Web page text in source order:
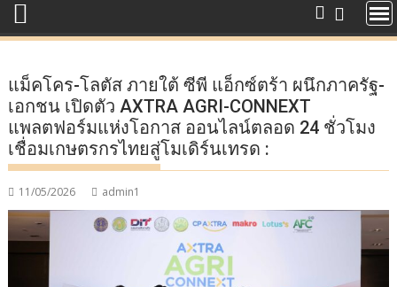
แม็คโคร-โลตัส ภายใต้ ซีพี แอ็กซ์ตร้า ผนึกภาครัฐ-
เอกชน เปิดตัว AXTRA AGRI-CONNEXT
แพลตฟอร์มแห่งโอกาส ออนไลน์ตลอด 24 ชั่วโมง
เชื่อมเกษตรกรไทยสู่โมเดิร์นเทรด :
11/05/2026 admin1